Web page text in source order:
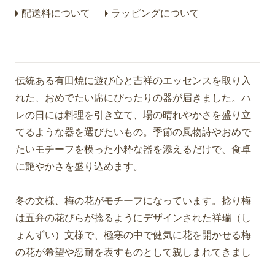
配送料について
ラッピングについて
伝統ある有田焼に遊び心と吉祥のエッセンスを取り入
れた、おめでたい席にぴったりの器が届きました。ハ
レの日には料理を引き立て、場の晴れやかさを盛り立
てるような器を選びたいもの。季節の風物詩やおめで
たいモチーフを模った小粋な器を添えるだけで、食卓
に艶やかさを盛り込めます。
冬の文様、梅の花がモチーフになっています。捻り梅
は五弁の花びらが捻るようにデザインされた祥瑞（し
ょんずい）文様で、極寒の中で健気に花を開かせる梅
の花が希望や忍耐を表すものとして親しまれてきまし